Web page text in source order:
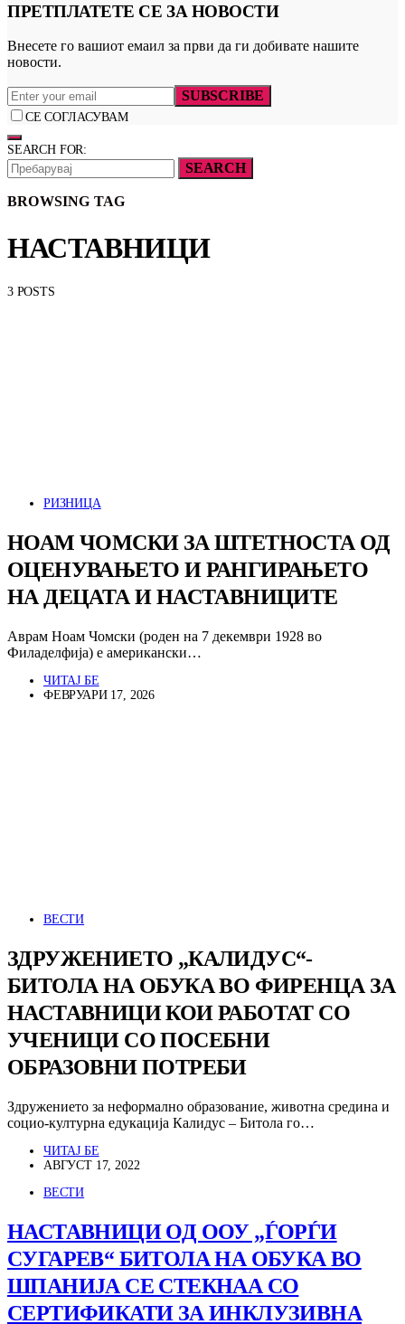
ПРЕТПЛАТЕТЕ СЕ ЗА НОВОСТИ
Внесете го вашиот емаил за први да ги добивате нашите
новости.
SUBSCRIBE
СЕ СОГЛАСУВАМ
SEARCH FOR:
SEARCH
BROWSING TAG
НАСТАВНИЦИ
3 POSTS
РИЗНИЦА
НОАМ ЧОМСКИ ЗА ШТЕТНОСТА ОД
ОЦЕНУВАЊЕТО И РАНГИРАЊЕТО
НА ДЕЦАТА И НАСТАВНИЦИТЕ
Аврам Ноам Чомски (роден на 7 декември 1928 во
Филаделфија) е американски…
ЧИТАЈ БЕ
ФЕВРУАРИ 17, 2026
ВЕСТИ
ЗДРУЖЕНИЕТО „КАЛИДУС“-
БИТОЛА НА ОБУКА ВО ФИРЕНЦА ЗА
НАСТАВНИЦИ КОИ РАБОТАТ СО
УЧЕНИЦИ СО ПОСЕБНИ
ОБРАЗОВНИ ПОТРЕБИ
Здружението за неформално образование, животна средина и
социо-културна едукација Калидус – Битола го…
ЧИТАЈ БЕ
АВГУСТ 17, 2022
ВЕСТИ
НАСТАВНИЦИ ОД ООУ „ЃОРЃИ
СУГАРЕВ“ БИТОЛА НА ОБУКА ВО
ШПАНИЈА СЕ СТЕКНАА СО
СЕРТИФИКАТИ ЗА ИНКЛУЗИВНА